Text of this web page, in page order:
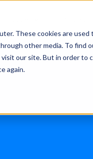
These cookies are
other media. To find
our site. But in order
again.